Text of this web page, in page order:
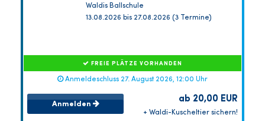
Waldis Ballschule
13.08.2026 bis 27.08.2026 (3 Termine)
FREIE PLÄTZE VORHANDEN
Anmeldeschluss 27. August 2026, 12:00 Uhr
Anmelden ab 20,00 EUR
+ Waldi-Kuscheltier sichern!